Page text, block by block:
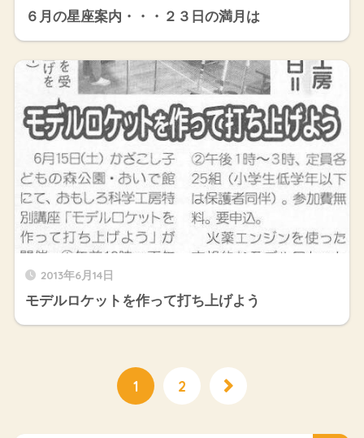
６月の星座案内・・・２３日の満月は
2013年6月14日
モデルロケットを作って打ち上げよう
1 2